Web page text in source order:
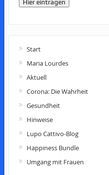
Hier eintragen
Start
Maria Lourdes
Aktuell
Corona: Die Wahrheit
Gesundheit
Hinweise
Lupo Cattivo-Blog
Happiness Bundle
Umgang mit Frauen